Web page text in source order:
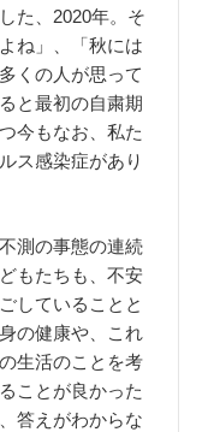
た、2020年。そ
ね」、「秋には
くの人が思って
と最初の自粛期
今もなお、私た
ス感染症があり
測の事態の連続
もたちも、不安
していることと
の健康や、これ
生活のことを考
ことが良かった
答えがわからな